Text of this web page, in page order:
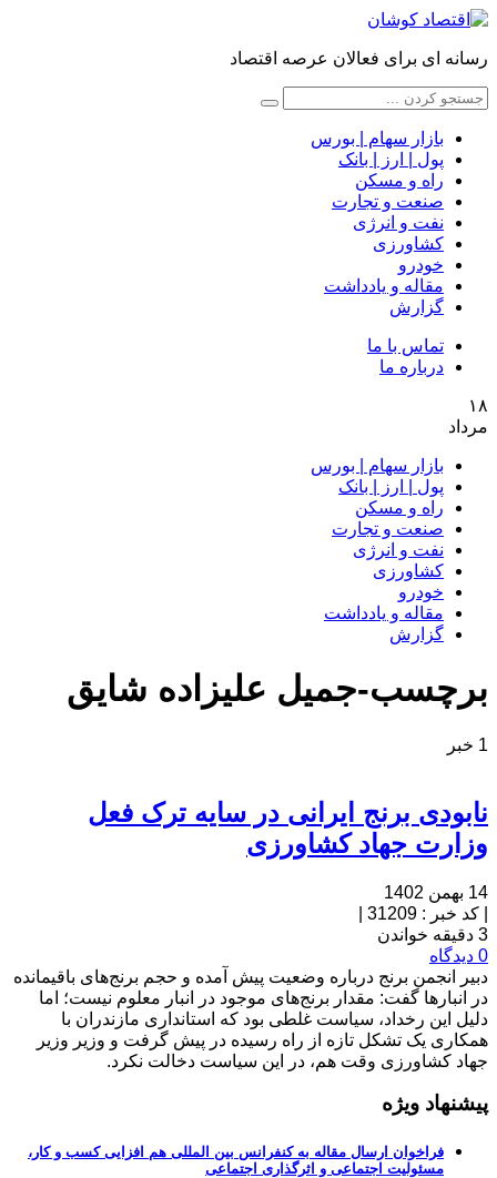
رسانه ای برای فعالان عرصه اقتصاد
بازار سهام | بورس
پول | ارز | بانک
راه و مسکن
صنعت و تجارت
نفت و انرژی
کشاورزی
خودرو
مقاله و یادداشت
گزارش
تماس با ما
درباره ما
۱۸
مرداد
بازار سهام | بورس
پول | ارز | بانک
راه و مسکن
صنعت و تجارت
نفت و انرژی
کشاورزی
خودرو
مقاله و یادداشت
گزارش
برچسب-جمیل علیزاده شایق
1 خبر
نابودی برنج ایرانی در سایه ترک فعل
وزارت جهاد کشاورزی
14 بهمن 1402
کد خبر : 31209
3 دقیقه خواندن
0 دیدگاه
دبیر انجمن برنج درباره وضعیت پیش آمده و حجم برنج‌های باقیمانده
در انبارها گفت: مقدار برنج‌های موجود در انبار معلوم نیست؛ اما
دلیل این رخداد، سیاست غلطی بود که استانداری مازندران با
همکاری یک تشکل تازه از راه رسیده در پیش گرفت و وزیر وزیر
جهاد کشاورزی وقت هم، در این سیاست دخالت نکرد.
پیشنهاد ویژه
فراخوان ارسال مقاله به کنفرانس بین المللی هم افزایی کسب و کار،
مسئولیت اجتماعی و اثرگذاری اجتماعی